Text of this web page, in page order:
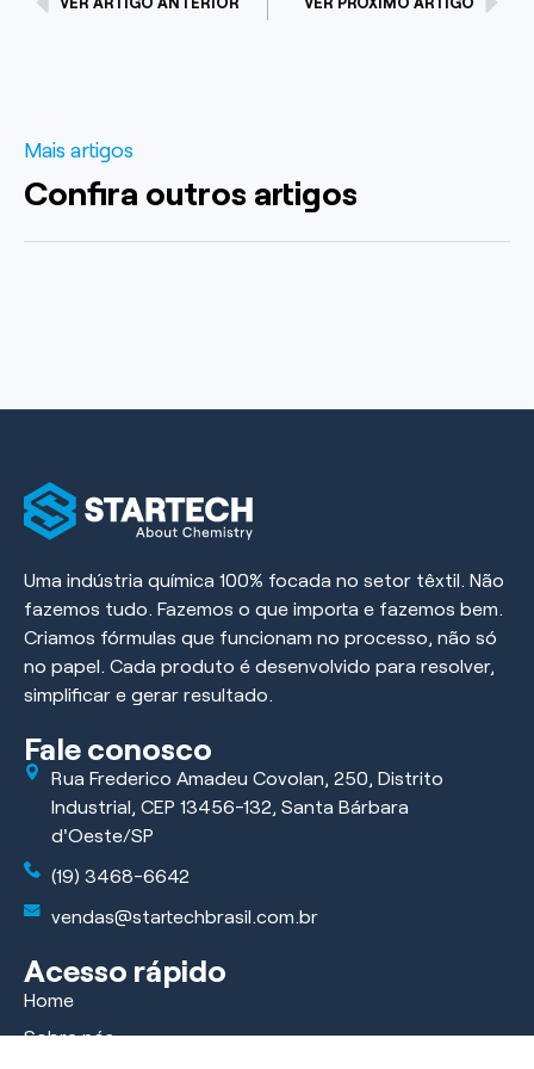
Mais artigos
Confira outros artigos
Uma indústria química 100% focada no setor têxtil. Não
fazemos tudo. Fazemos o que importa e fazemos bem.
Criamos fórmulas que funcionam no processo, não só
no papel. Cada produto é desenvolvido para resolver,
simplificar e gerar resultado.
Fale conosco
Rua Frederico Amadeu Covolan, 250, Distrito
Industrial, CEP 13456-132, Santa Bárbara
d'Oeste/SP
(19) 3468-6642
vendas@startechbrasil.com.br
Acesso rápido
Home
Sobre nós